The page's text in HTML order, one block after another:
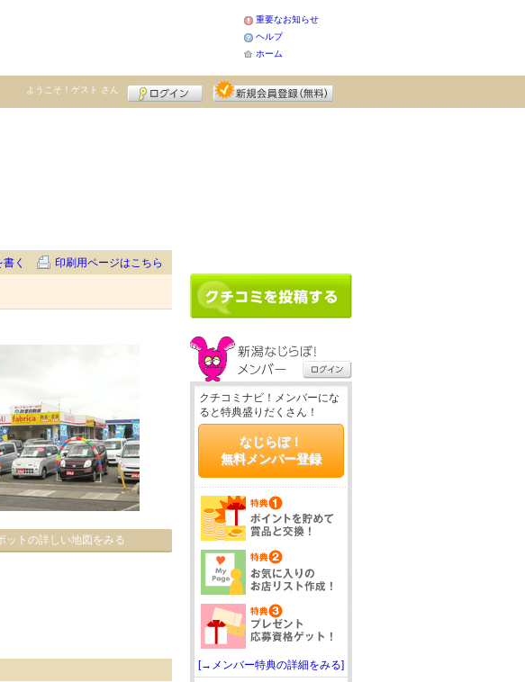
重要なお知らせ
ヘルプ
ホーム
ようこそ！ ゲスト さん
書く 印刷用ページはこちら
ットの詳しい地図をみる
クチコミナビ！メンバーにな
ると特典盛りだくさん！
なじらぼ！
無料メンバー登録
[→メンバー特典の詳細をみる]